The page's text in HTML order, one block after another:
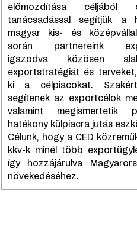
előmozdítása céljából
tanácsadással segítjük a
magyar kis- és
során partnereink
igazodva közösen
exportstratégiát és
ki a célpiacokat.
segítenek az exportcélok
valamint megismertetik
hatékony külpiacra jutás
Célunk, hogy a CED
kkv-k minél több
így hozzájárulva
növekedéséhez.